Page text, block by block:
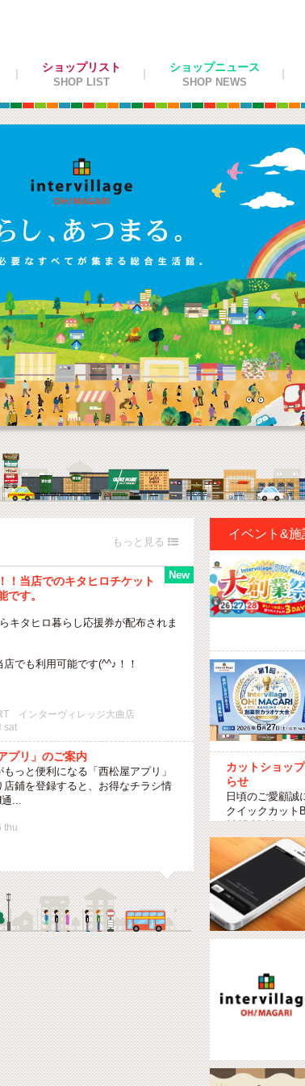
ショップリスト
SHOP LIST
ショップニュース
SHOP NEWS

！当店でのキタヒロチケット
です。
キタヒロ暮らし応援券が配布されま
店でも利用可能です(^^♪！！
インターヴィレッジ大曲店
sat
プリ」のご案内
もっと便利になる「西松屋アプリ」
店鋪を登録すると、お得なチラシ情
...
thu
イベント&施
カットショッ
らせ
日頃のご愛顧誠
クイックカット
2025.02.19 wed